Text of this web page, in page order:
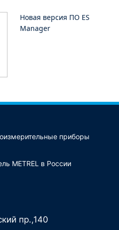
Новая версия ПО ES
Manager
приборы
METREL в России
пр.,140